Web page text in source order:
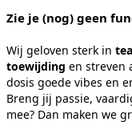
Zie je (nog) geen
Wij geloven sterk in
toewijding en streven
dosis goede vibes en
Breng jij passie,
mee? Dan maken we